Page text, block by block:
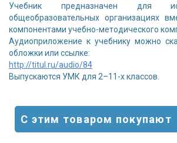
Учебник предназначен для
общеобразовательных организациях
компонентами учебно-методического
Аудиоприложение к учебнику можно
обложки или ссылке:
http://titul.ru/audio/84
Выпускаются УМК для 2–11-х классов.
С этим товаром покупают